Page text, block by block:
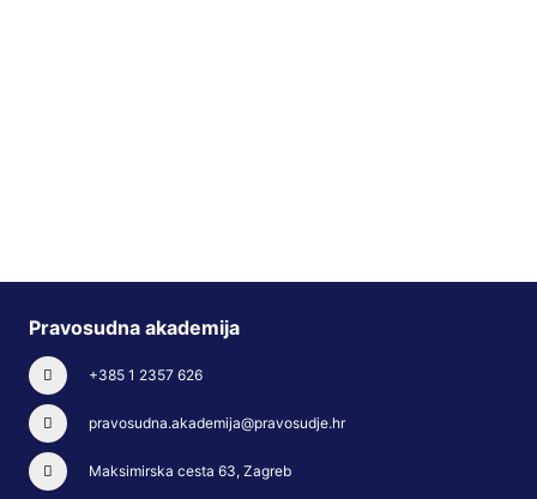
Pravosudna akademija
+385 1 2357 626
pravosudna.akademija@pravosudje.hr
Maksimirska cesta 63, Zagreb